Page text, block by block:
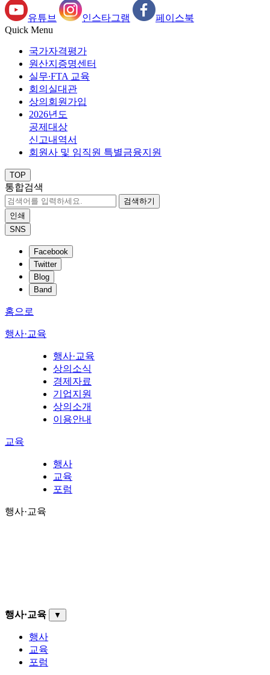
유튜브 인스타그램
페이스북
Quick Menu
국가자격평가
원산지증명센터
실무∙FTA 교육
회의실대관
상의회원가입
2026년도
공제대상
신고내역서
회원사 및 임직원 특별금융지원
TOP
통합검색
검색하기
인쇄
SNS
Facebook
Twitter
Blog
Band
홈으로
행사·교육
행사·교육
상의소식
경제자료
기업지원
상의소개
이용안내
교육
행사
교육
포럼
행사·교육
행사·교육 ▼
행사
교육
포럼